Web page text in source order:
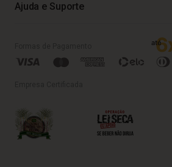
Ajuda e Suporte